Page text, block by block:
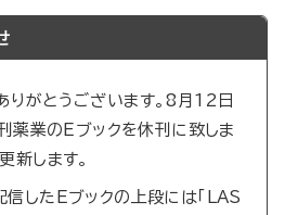
りがとうございます。8月12日
刊薬業のEブックを休刊に致しま
新します。
したEブックの上段には「LAS